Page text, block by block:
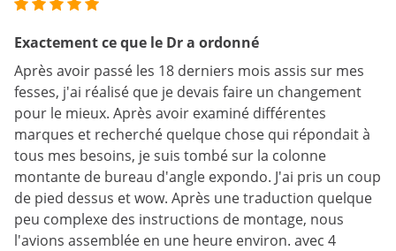
Exactement ce que le Dr a ordonné
Après avoir passé les 18 derniers mois assis sur mes
fesses, j'ai réalisé que je devais faire un changement
pour le mieux. Après avoir examiné différentes
marques et recherché quelque chose qui répondait à
tous mes besoins, je suis tombé sur la colonne
montante de bureau d'angle expondo. J'ai pris un coup
de pied dessus et wow. Après une traduction quelque
peu complexe des instructions de montage, nous
l'avions assemblée en une heure environ. avec 4